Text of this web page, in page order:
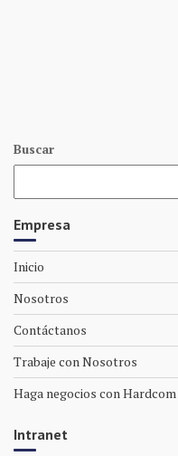
Buscar
Empresa
Inicio
Nosotros
Contáctanos
Trabaje con Nosotros
Haga negocios con Hardcom
Intranet